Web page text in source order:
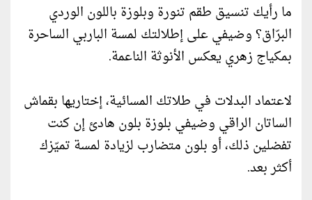
ما رأيك تنسيق طقم تنورة وبلوزة باللون الوردي
البرّاق؟ وضيفي على إطلالتك لمسة الباربي الساحرة
بمكياج زهري يعكس الأنوثة الناعمة.
لاعتماد البدلات في طلاتك المسائية، إختاريها بقماش
الساتان الراقي وضيفي بلوزة بلون هادئ إن كنت
تفضلين ذلك، أو بلون متضارب لزيادة لمسة تميّزك
أكثر بعد.